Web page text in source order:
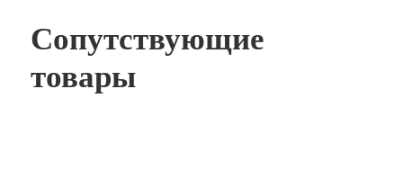
Сопутствующие
товары